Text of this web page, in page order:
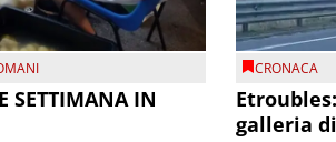
SETTIMANA IN
CRONACA
galleria